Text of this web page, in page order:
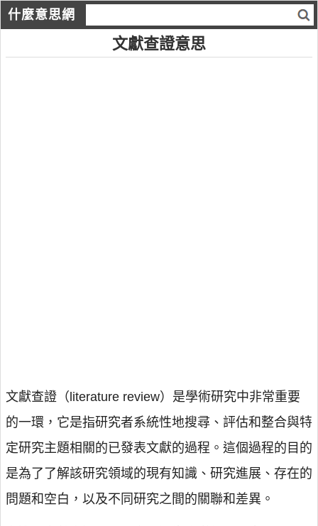
什麼意思網
文獻查證意思
文獻查證（literature review）是學術研究中非常重要
的一環，它是指研究者系統性地搜尋、評估和整合與特
定研究主題相關的已發表文獻的過程。這個過程的目的
是為了了解該研究領域的現有知識、研究進展、存在的
問題和空白，以及不同研究之間的關聯和差異。